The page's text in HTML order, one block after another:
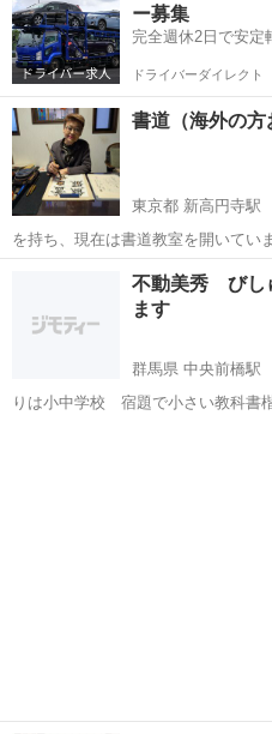
ー募集
完全週休2日で安定
ドライバーダイレクト
書道（海外の方
東京都 新高円寺駅
を持ち、現在は書道教室を開いていま
な書体に対応し、個…
杉並区 新高円寺駅
不動美秀 びし
ます
群馬県 中央前橋駅
りは小中学校 宿題で小さい教科書